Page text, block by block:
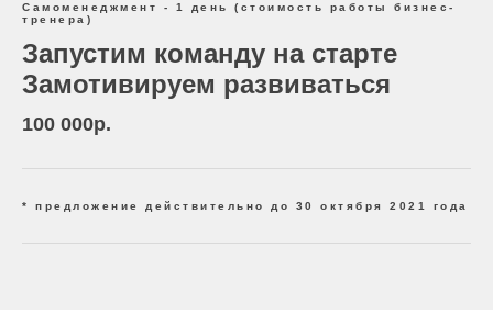
Самоменеджмент - 1 день (стоимость работы бизнес-
тренера)
Запустим команду на старте
Замотивируем развиваться
100 000р.
* предложение действительно до 30 октября 2021 года